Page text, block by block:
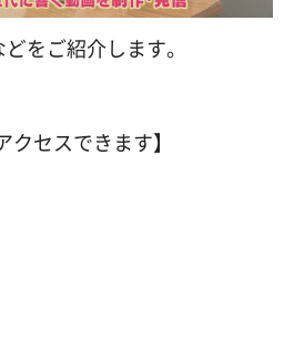
をご紹介します。
セスできます】